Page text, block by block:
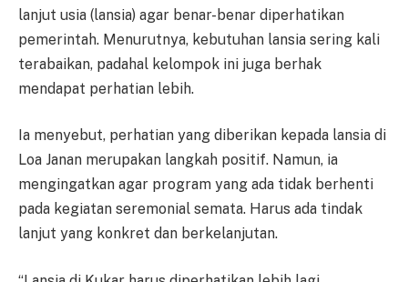
lanjut usia (lansia) agar benar-benar diperhatikan
pemerintah. Menurutnya, kebutuhan lansia sering kali
terabaikan, padahal kelompok ini juga berhak
mendapat perhatian lebih.
Ia menyebut, perhatian yang diberikan kepada lansia di
Loa Janan merupakan langkah positif. Namun, ia
mengingatkan agar program yang ada tidak berhenti
pada kegiatan seremonial semata. Harus ada tindak
lanjut yang konkret dan berkelanjutan.